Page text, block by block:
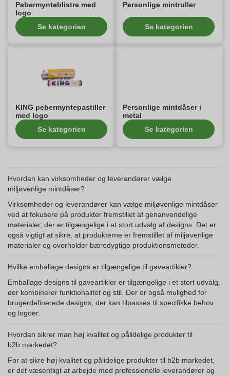
Pebermynteblistre med
logo
Se kategorien
Personlige mintruller
Se kategorien
KING pebermyntepastiller
med logo
Se kategorien
Personlige mintdåser i
metal
Se kategorien
Hvordan kan virksomheder og leverandører vælge
miljøvenlige mintdåser?
Virksomheder og leverandører kan vælge miljøvenlige mintdåser
ved at fokusere på produkter fremstillet af genanvendelige
materialer, der er tilgængelige i et stort udvalg af designs. Det er
også vigtigt at sikre, at produkterne er fremstillet af miljøvenlige
materialer og overholder bæredygtige produktionsmetoder.
Hvilke emballage designs er tilgængelige til gaveartikler?
Emballage designs til gaveartikler er tilgængelige i et stort udvalg,
der kombinerer funktionalitet og stil. Der er også mulighed for
brugerdefinerede designs, der kan tilpasses til specifikke behov
og logoer.
Hvordan sikrer man høj kvalitet og pålidelige produkter til
b2b markedet?
For at sikre høj kvalitet og pålidelige produkter til b2b markedet,
er det væsentligt at arbejde med professionelle leverandører og